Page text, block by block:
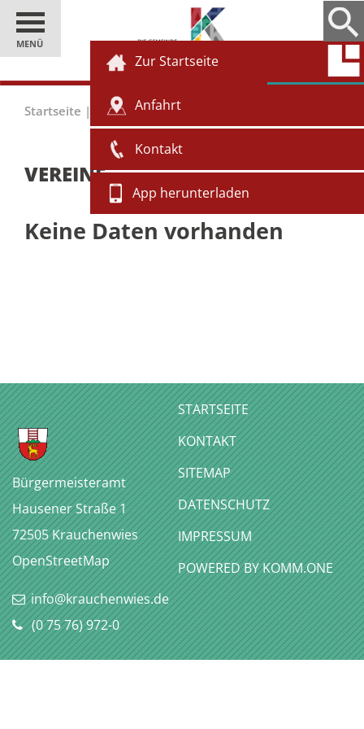
MENÜ
Zur Startseite
Anfahrt
Kontakt
App herunterladen
Startseite | Gäste |Vereine
VEREINE
Keine Daten vorhanden
Bürgermeisteramt
Hausener Straße 1
72505Krauchenwies
OpenStreetMap
info@krauchenwies.de
(07576) 972-0
STARTSEITE
KONTAKT
SITEMAP
DATENSCHUTZ
IMPRESSUM
POWERED BY KOMM.ONE